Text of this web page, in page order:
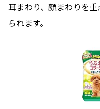
耳まわり、顔まわりを
られます。